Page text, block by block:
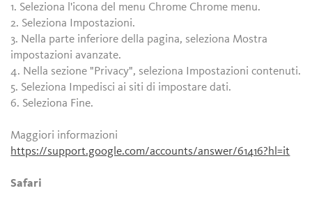
1. Seleziona l'icona del menu Chrome Chrome menu.
2. Seleziona Impostazioni.
3. Nella parte inferiore della pagina, seleziona Mostra
impostazioni avanzate.
4. Nella sezione "Privacy", seleziona Impostazioni contenuti.
5. Seleziona Impedisci ai siti di impostare dati.
6. Seleziona Fine.
Maggiori informazioni
https://support.google.com/accounts/answer/61416?hl=it
Safari